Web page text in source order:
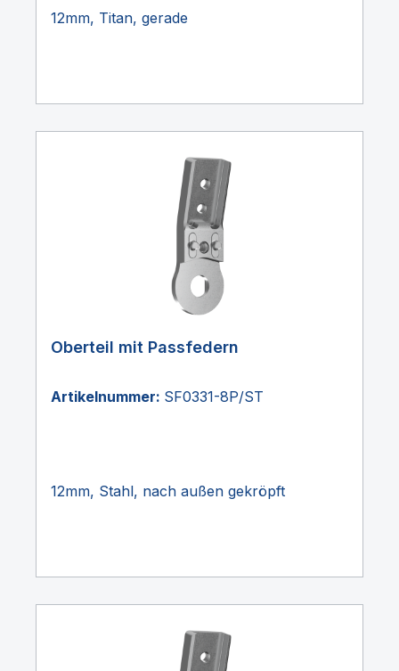
12mm, Titan, gerade
Oberteil mit Passfedern
Artikelnummer: SF0331-8P/ST
12mm, Stahl, nach außen gekröpft